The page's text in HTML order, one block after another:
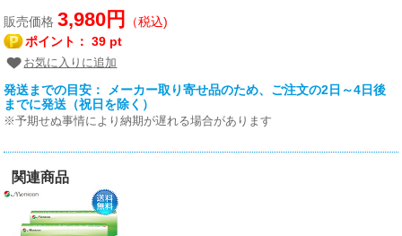
販売価格3,980円
（税込)
ポイント：39 pt
お気に入りに追加
発送までの目安： メーカー取り寄せ品のため、ご注文の2日～4日後
までに発送（祝日を除く）
※予期せぬ事情により納期が遅れる場合があります
関連商品